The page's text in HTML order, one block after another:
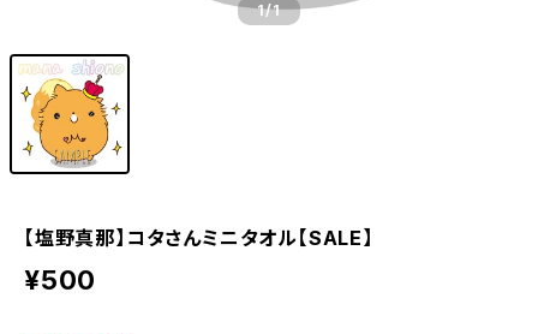
1/1
【塩野真那】コタさんミニタオル【SALE】
¥500